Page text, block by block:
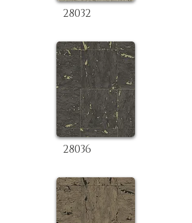
28032
28036